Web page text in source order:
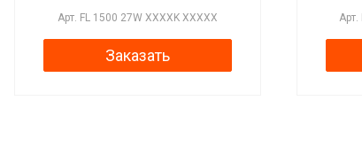
Арт. FL 1500 27W XXXXK XXXXX
Заказать
Арт.